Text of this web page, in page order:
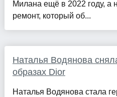
Милана ещё в 2022 году, а
ремонт, который об...
Наталья Водянова
образах Dior
Наталья Водянова стала